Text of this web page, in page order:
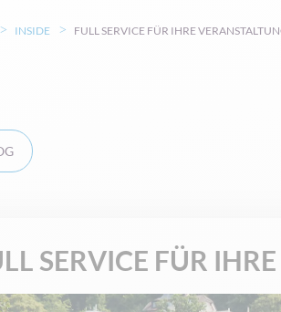
INSIDE FULL SERVICE FÜR IHRE
SERVICE FÜR